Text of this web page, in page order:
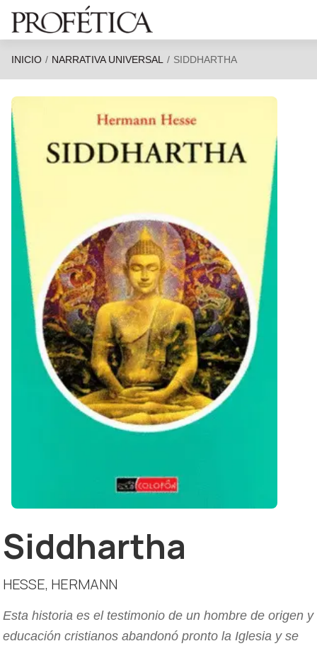
Saltar al contenido principal
INICIO NARRATIVA UNIVERSAL SIDDHARTHA
Siddhartha
HESSE, HERMANN
Esta historia es el testimonio de un hombre de origen y
educación cristianos abandonó pronto la Iglesia y se